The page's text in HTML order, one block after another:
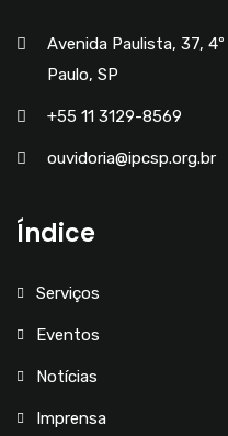
Avenida Paulista, 37,
Paulo, SP
+55 11 3129-8569
ouvidoria@ipcsp.org.br
Índice
Serviços
Eventos
Notícias
Imprensa